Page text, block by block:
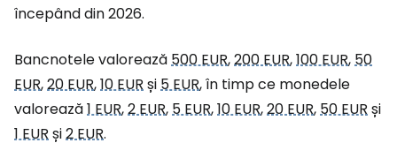
începând din 2026.
Bancnotele valorează500 EUR,200 EUR,100 EUR,50
EUR,20 EUR,10 EURși5 EUR, în timp ce monedele
valorează1 EUR,2 EUR,5 EUR,10 EUR,20 EUR,50 EURși
1 EURși2 EUR.